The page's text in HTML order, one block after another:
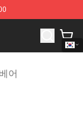
Merchandise
어